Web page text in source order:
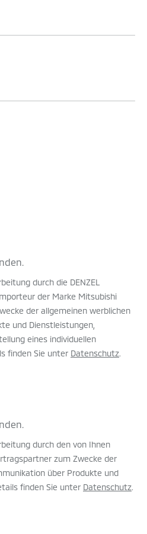
durch die DENZEL
der Marke Mitsubishi
der allgemeinen werblichen
und Dienstleistungen,
eines individuellen
finden Sie unter Datenschutz.
durch den von Ihnen
zum Zwecke der
über Produkte und
finden Sie unter Datenschutz.